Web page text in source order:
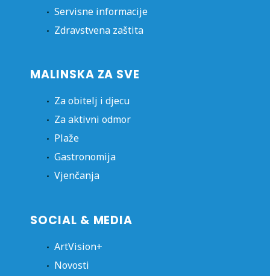
Servisne informacije
Zdravstvena zaštita
MALINSKA ZA SVE
Za obitelj i djecu
Za aktivni odmor
Plaže
Gastronomija
Vjenčanja
SOCIAL & MEDIA
ArtVision+
Novosti